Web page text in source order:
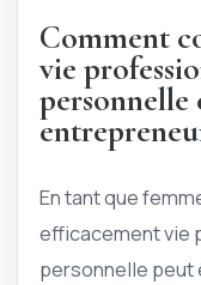
Comment
vie
personnelle
En tant que
efficacement vie
personnelle peut